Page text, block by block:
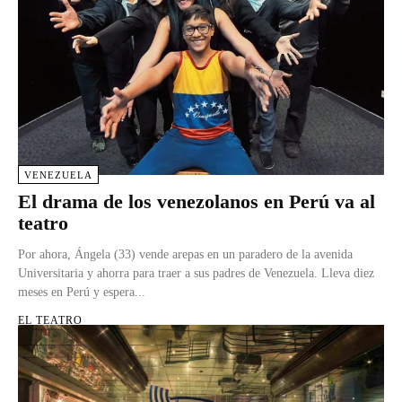
VENEZUELA
El drama de los venezolanos en Perú va al
teatro
Por ahora, Ángela (33) vende arepas en un paradero de la avenida
Universitaria y ahorra para traer a sus padres de Venezuela. Lleva diez
meses en Perú y espera...
EL TEATRO